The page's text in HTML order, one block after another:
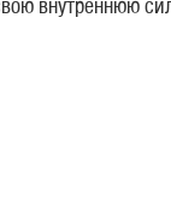
внутреннюю